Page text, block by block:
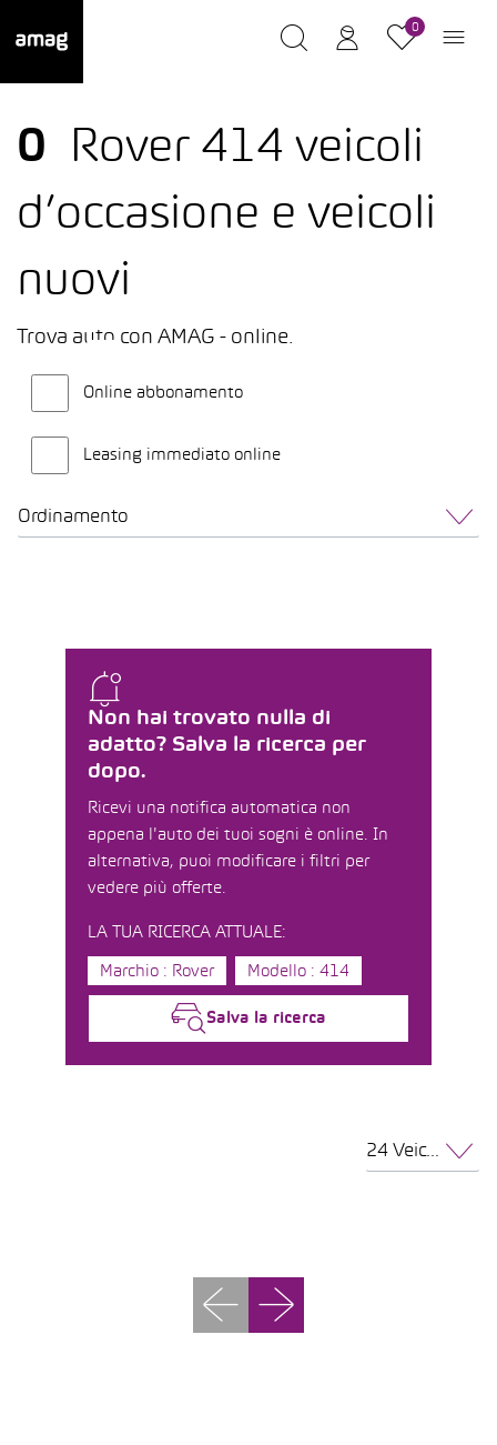
0
0
Rover 414 veicoli
d’occasione e veicoli
nuovi
Trova auto con AMAG - online.
Online abbonamento
Leasing immediato online
Ordinamento
Non hai trovato nulla di
adatto? Salva la ricerca per
dopo.
Ricevi una notifica automatica non
appena l'auto dei tuoi sogni è online. In
alternativa, puoi modificare i filtri per
vedere più offerte.
LA TUA RICERCA ATTUALE:
Marchio : Rover Modello : 414
Salva la ricerca
24 Veicoli per pagina